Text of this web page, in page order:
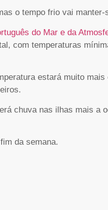
o tempo frio vai manter-
do Mar e da
com temperaturas
estará muito
chuva nas ilhas mais a
da semana.